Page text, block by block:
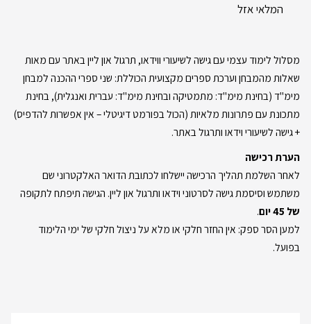
המלאי אזל
מסלול לימוד עצמי עם גישה לשיעורי ווידאו, תרגול און ליין באתר עם מאות
שאלות מהמבחן וערכת ספרים מקצועית הכוללת: שני ספרי ההכנה למבחן
מימ"ד (בחינת מימ"ד: מתמטיקה ובחינת מימ"ד: עברית ואנגלית), בחינת
מתכונת עם פתרונות מלאיות (הכול בפורמט דיגיטלי – אין אפשרות להדפיס)
+ גישה לשיעורי וידאו ותרגול באתר.
הערת רכישה
לאחר השלמת תהליך הרכישה יישלחו לכתובת הדואר האלקטרוני שם
משתמש וסיסמת גישה לסרטוני וידאו ותרגול און ליין. הגישה תיפתח לתקופה
של 45 יום
.
למען הסר ספק: אין החזר חלקי או מלא על ניצול חלקי של ימי הלימוד
בפועל.